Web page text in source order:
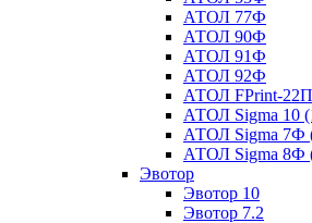
АТОЛ 77Ф
АТОЛ 90Ф
АТОЛ 91Ф
АТОЛ 92Ф
АТОЛ FPrint-
АТОЛ Sigma 10
АТОЛ Sigma 7Ф
АТОЛ Sigma 8Ф
Эвотор
Эвотор 10
Эвотор 7.2